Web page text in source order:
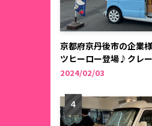
京都府京丹後市の企業
ツヒーロー登場♪クレ
2024/02/03